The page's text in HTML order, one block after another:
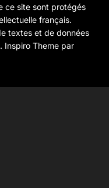
ce site sont protégés
français.
textes et de données
Inspiro Themepar